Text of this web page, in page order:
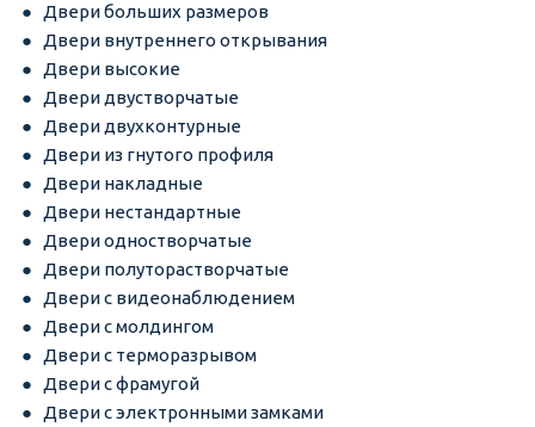
Двери больших размеров
Двери внутреннего открывания
Двери высокие
Двери двустворчатые
Двери двухконтурные
Двери из гнутого профиля
Двери накладные
Двери нестандартные
Двери одностворчатые
Двери полуторастворчатые
Двери с видеонаблюдением
Двери с молдингом
Двери с терморазрывом
Двери с фрамугой
Двери с электронными замками